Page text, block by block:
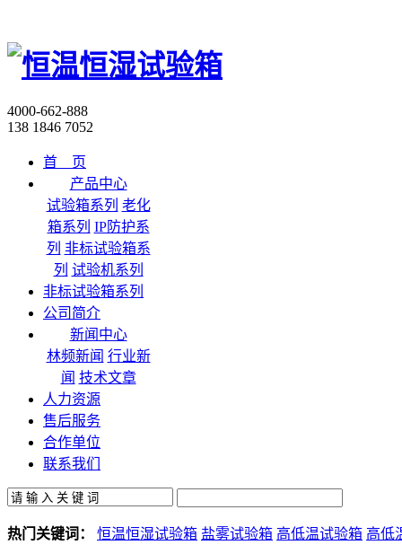
4000-662-888
138 1846 7052
首 页
产品中心
试验箱系列 老化
箱系列 IP防护系
列 非标试验箱系
列 试验机系列
非标试验箱系列
公司简介
新闻中心
林频新闻 行业新
闻 技术文章
人力资源
售后服务
合作单位
联系我们
热门关键词： 恒温恒湿试验箱 盐雾试验箱 高低温试验箱 高低